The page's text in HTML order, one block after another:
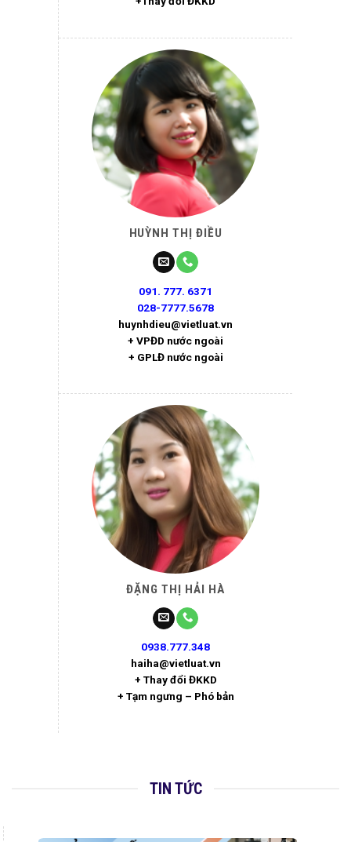
HUỲNH THỊ ĐIỀU
091. 777. 6371
028-7777.5678
huynhdieu@vietluat.vn
+ VPĐD nước ngoài
+ GPLĐ nước ngoài
ĐẶNG THỊ HẢI HÀ
0938.777.348
haiha@vietluat.vn
+ Thay đổi ĐKKD
+ Tạm ngưng – Phó bản
TIN TỨC